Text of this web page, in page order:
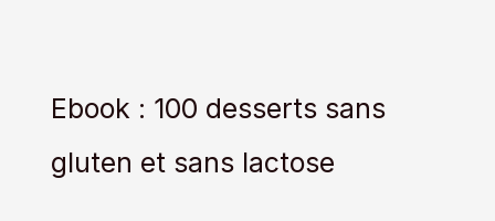
Ebook : 100 desserts sans
gluten et sans lactose